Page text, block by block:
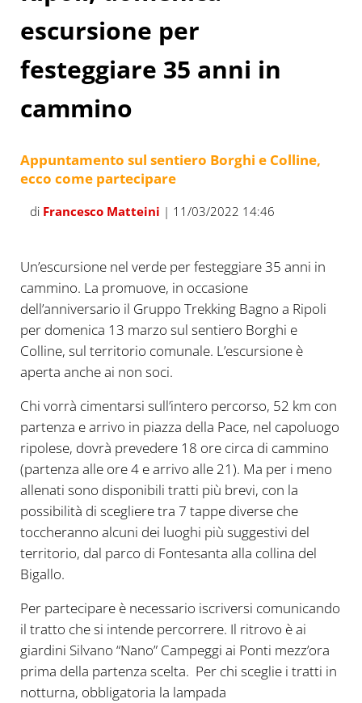
escursione per
festeggiare 35 anni in
cammino
Appuntamento sul sentiero Borghi e Colline,
ecco come partecipare
di Francesco Matteini | 11/03/2022 14:46
Un’escursione nel verde per festeggiare 35 anni in
cammino. La promuove, in occasione
dell’anniversario il Gruppo Trekking Bagno a Ripoli
per domenica 13 marzo sul sentiero Borghi e
Colline, sul territorio comunale. L’escursione è
aperta anche ai non soci.
Chi vorrà cimentarsi sull’intero percorso, 52 km con
partenza e arrivo in piazza della Pace, nel capoluogo
ripolese, dovrà prevedere 18 ore circa di cammino
(partenza alle ore 4 e arrivo alle 21). Ma per i meno
allenati sono disponibili tratti più brevi, con la
possibilità di scegliere tra 7 tappe diverse che
toccheranno alcuni dei luoghi più suggestivi del
territorio, dal parco di Fontesanta alla collina del
Bigallo.
Per partecipare è necessario iscriversi comunicando
il tratto che si intende percorrere. Il ritrovo è ai
giardini Silvano “Nano” Campeggi ai Ponti mezz’ora
prima della partenza scelta. Per chi sceglie i tratti in
notturna, obbligatoria la lampada